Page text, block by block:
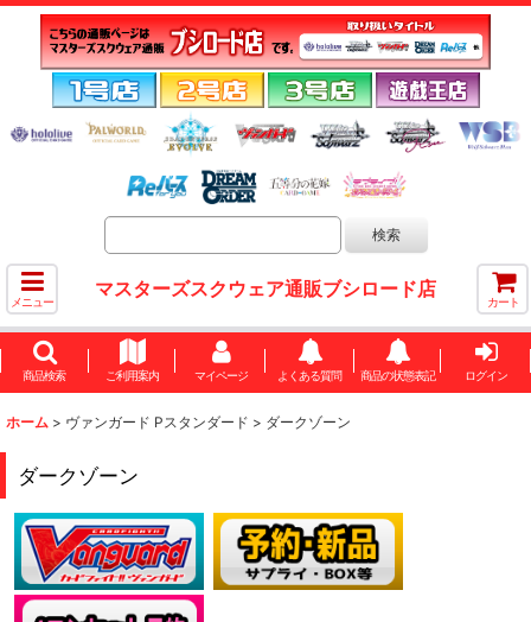
メニュー
マスターズスクウェア通販ブシロード店
カート
商品検索 ご利用案内 マイページ よくある質問 商品の状態表記 ログイン
ホーム > ヴァンガード Pスタンダード > ダークゾーン
ダークゾーン